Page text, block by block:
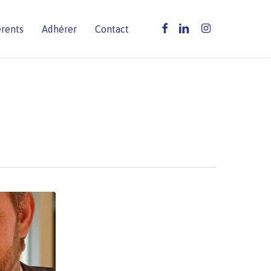
Adhérer Contact facebooklinkedininstagram